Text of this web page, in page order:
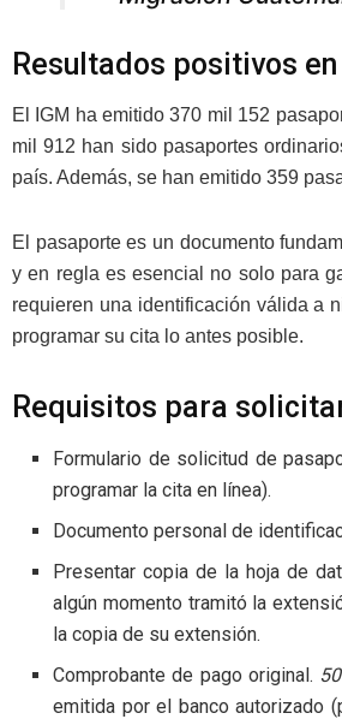
Resultados positivos
El IGM ha emitido 370 mil 152
mil 912 han sido pasaportes
país. Además, se han emitido 359
El pasaporte es un documento
y en regla es esencial no solo para
requieren una identificación válida a
programar su cita lo antes posible.
Requisitos para
Formulario de solicitud de
programar la cita en línea).
Documento personal de
Presentar copia de la hoja de
algún momento tramitó la
la copia de su extensión.
Comprobante de pago original.
emitida por el banco autorizado